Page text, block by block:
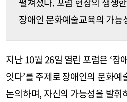
장애인 문화예술교육의 가능
지난 10월 26일 열린 포럼은 ‘장
잇다’를 주제로 장애인의 문화
논의하며, 자신의 가능성을 발휘